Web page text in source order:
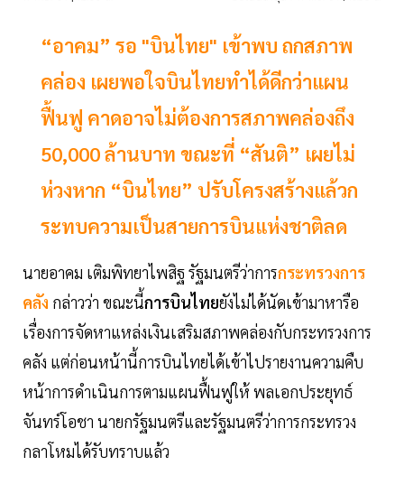
“อาคม” รอ "บินไทย" เข้าพบ ถกสภาพ
คล่อง เผยพอใจบินไทยทำได้ดีกว่าแผน
ฟื้นฟู คาดอาจไม่ต้องการสภาพคล่องถึง
50,000 ล้านบาท ขณะที่ “สันติ” เผยไม่
ห่วงหาก “บินไทย” ปรับโครงสร้างแล้วก
ระทบความเป็นสายการบินแห่งชาติลด
นายอาคม เติมพิทยาไพสิฐ รัฐมนตรีว่าการกระทรวงการ
คลัง กล่าวว่า ขณะนี้การบินไทยยังไม่ได้นัดเข้ามาหารือ
เรื่องการจัดหาแหล่งเงินเสริมสภาพคล่องกับกระทรวงการ
คลัง แต่ก่อนหน้านี้การบินไทยได้เข้าไปรายงานความคืบ
หน้าการดำเนินการตามแผนฟื้นฟูให้ พลเอกประยุทธ์
จันทร์โอชา นายกรัฐมนตรีและรัฐมนตรีว่าการกระทรวง
กลาโหมได้รับทราบแล้ว